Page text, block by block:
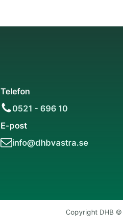
Telefon
0521 - 696 10
E-post
info@dhbvastra.se
Copyright DHB